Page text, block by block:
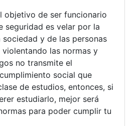
objetivo de ser funcionario
seguridad es velar por la
y de las personas
las normas y
no transmite el
social que
de estudios, entonces, si
estudiarlo, mejor será
para poder cumplir tu